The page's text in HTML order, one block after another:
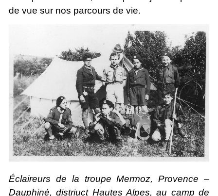
de vue sur nos parcours de vie.
Éclaireurs de la troupe Mermoz, Provence –
Dauphiné, distriuct Hautes Alpes, au camp de